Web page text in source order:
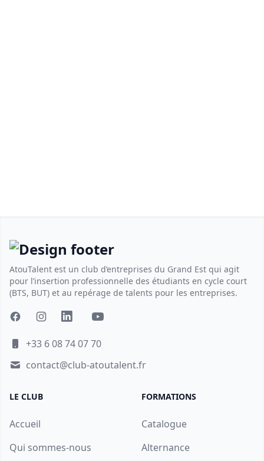
AtouTalent est un club d’entreprises du Grand Est qui agit
pour l’insertion professionnelle des étudiants en cycle court
(BTS, BUT) et au repérage de talents pour les entreprises.
+33 6 08 74 07 70
contact@club-atoutalent.fr
LE CLUB
Accueil
Qui sommes-nous
FORMATIONS
Catalogue
Alternance